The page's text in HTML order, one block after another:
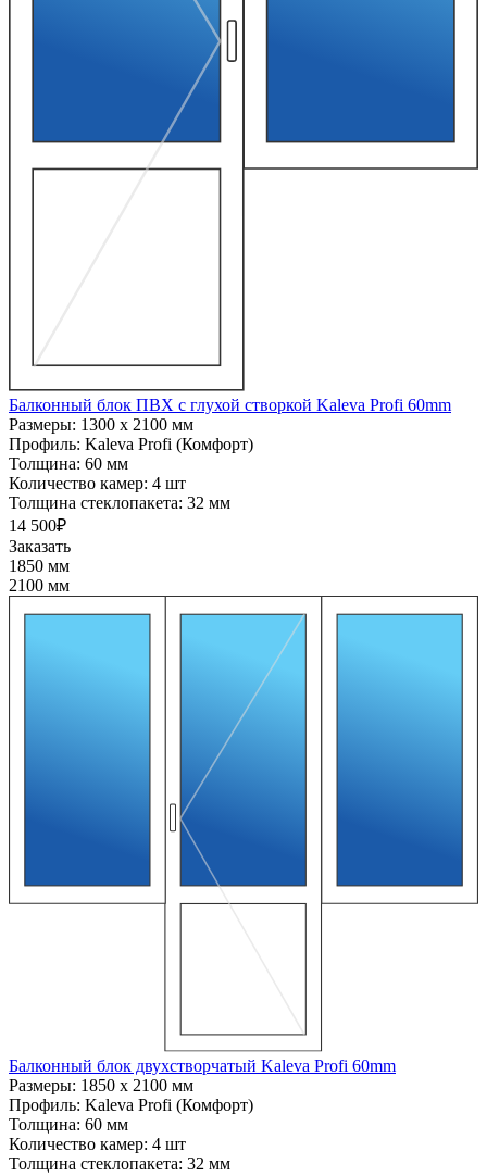
Балконный блок ПВХ с глухой створкой Kaleva Profi 60mm
Размеры: 1300 x 2100 мм
Профиль: Kaleva Profi (Комфорт)
Толщина: 60 мм
Количество камер: 4 шт
Толщина стеклопакета: 32 мм
14 500₽
Заказать
1850 мм
2100 мм
Балконный блок двухстворчатый Kaleva Profi 60mm
Размеры: 1850 x 2100 мм
Профиль: Kaleva Profi (Комфорт)
Толщина: 60 мм
Количество камер: 4 шт
Толщина стеклопакета: 32 мм